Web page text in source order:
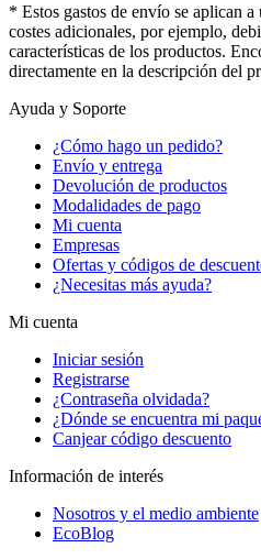
* Estos gastos de envío se aplican
costes adicionales, por ejemplo,
características de los productos.
directamente en la descripción del
Ayuda y Soporte
¿Cómo hago un pedido?
Envío y entrega
Devolución de productos
Modalidades de pago
Mi cuenta
Empresas
Ofertas y códigos de
¿Necesitas más ayuda?
Mi cuenta
Iniciar sesión
Registrarse
¿Contraseña olvidada?
¿Dónde se encuentra mi
Canjear código descuento
Información de interés
Nosotros y el medio ambiente
EcoBlog